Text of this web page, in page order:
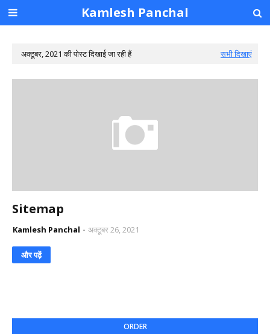
Kamlesh Panchal
अक्टूबर, 2021 की पोस्ट दिखाई जा रही हैं सभी दिखाएं
Sitemap
Kamlesh Panchal अक्टूबर 26, 2021
और पढ़ें
ORDER